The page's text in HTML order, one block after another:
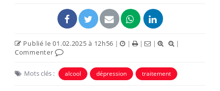
Publié le 01.02.2025 à 12h56 | | | |
|
Commenter
Mots clés : alcool dépression traitement